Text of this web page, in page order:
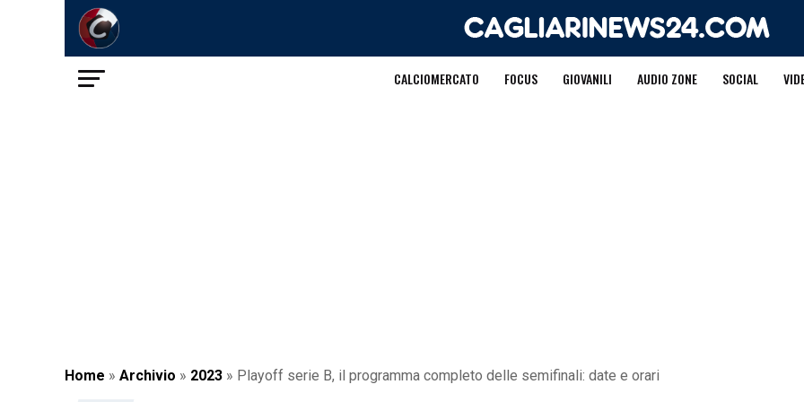
CALCIOMERCATO FOCUS GIOVANILI AUDIO ZONE SOCIAL
Home » Archivio » 2023 » Playoff serie B, il programma completo delle semifinali: date e orari